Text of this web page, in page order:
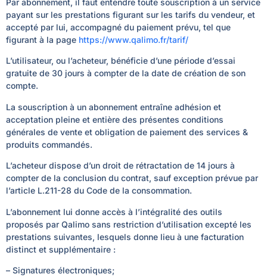
Par abonnement, il faut entendre toute souscription à un service
payant sur les prestations figurant sur les tarifs du vendeur, et
accepté par lui, accompagné du paiement prévu, tel que
figurant à la page https://www.qalimo.fr/tarif/
L’utilisateur, ou l’acheteur, bénéficie d’une période d’essai
gratuite de 30 jours à compter de la date de création de son
compte.
La souscription à un abonnement entraîne adhésion et
acceptation pleine et entière des présentes conditions
générales de vente et obligation de paiement des services &
produits commandés.
L’acheteur dispose d’un droit de rétractation de 14 jours à
compter de la conclusion du contrat, sauf exception prévue par
l’article L.211-28 du Code de la consommation.
L’abonnement lui donne accès à l’intégralité des outils
proposés par Qalimo sans restriction d’utilisation excepté les
prestations suivantes, lesquels donne lieu à une facturation
distinct et supplémentaire :
– Signatures électroniques;